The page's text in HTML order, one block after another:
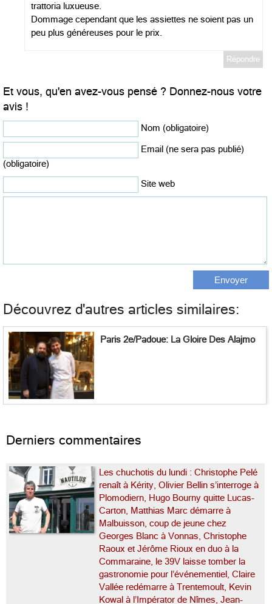
trattoria luxueuse.
Dommage cependant que les assiettes ne soient pas un
peu plus généreuses pour le prix.
Répondre
Et vous, qu'en avez-vous pensé ? Donnez-nous votre
avis !
Nom (obligatoire)
Email (ne sera pas publié)
(obligatoire)
Site web
Découvrez d'autres articles similaires:
Paris 2e/Padoue: La Gloire Des Alajmo
Derniers commentaires
Les chuchotis du lundi : Christophe Pelé
renaît à Kérity, Olivier Bellin s’interroge à
Plomodiern, Hugo Bourny quitte Lucas-
Carton, Matthias Marc démarre à
Malbuisson, coup de jeune chez
Georges Blanc à Vonnas, Christophe
Raoux et Jérôme Rioux en duo à la
Commaraine, le 39V laisse tomber la
gastronomie pour l’événementiel, Claire
Vallée redémarre à Trentemoult, Kevin
Kowal à l’Impérator de Nîmes, Jean-